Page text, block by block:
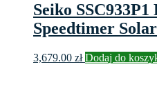
Seiko
Speedtimer
3,679.00 zł Dodaj do